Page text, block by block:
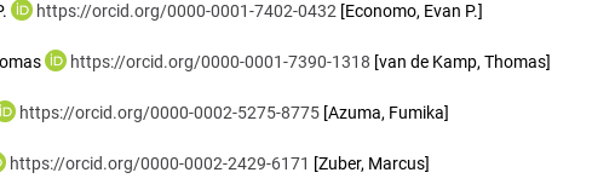
https://orcid.org/0000-0001-7402-0432 [Economo, Evan P.]
https://orcid.org/0000-0001-7390-1318 [van de Kamp, Thomas]
https://orcid.org/0000-0002-5275-8775 [Azuma, Fumika]
https://orcid.org/0000-0002-2429-6171 [Zuber, Marcus]